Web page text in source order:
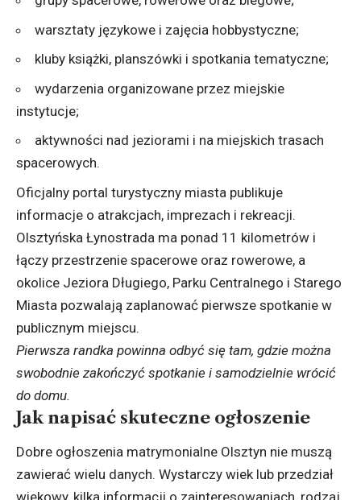
warsztaty językowe i zajęcia hobbystyczne;
kluby książki, planszówki i spotkania tematyczne;
wydarzenia organizowane przez miejskie
instytucje;
aktywności nad jeziorami i na miejskich trasach
spacerowych.
Oficjalny portal turystyczny miasta publikuje
informacje o atrakcjach, imprezach i rekreacji.
Olsztyńska Łynostrada ma ponad 11 kilometrów i
łączy przestrzenie spacerowe oraz rowerowe, a
okolice Jeziora Długiego, Parku Centralnego i Starego
Miasta pozwalają zaplanować pierwsze spotkanie w
publicznym miejscu.
Pierwsza randka powinna odbyć się tam, gdzie można
swobodnie zakończyć spotkanie i samodzielnie wrócić
do domu.
Jak napisać skuteczne ogłoszenie
Dobre ogłoszenia matrymonialne Olsztyn nie muszą
zawierać wielu danych. Wystarczy wiek lub przedział
wiekowy, kilka informacji o zainteresowaniach, rodzaj